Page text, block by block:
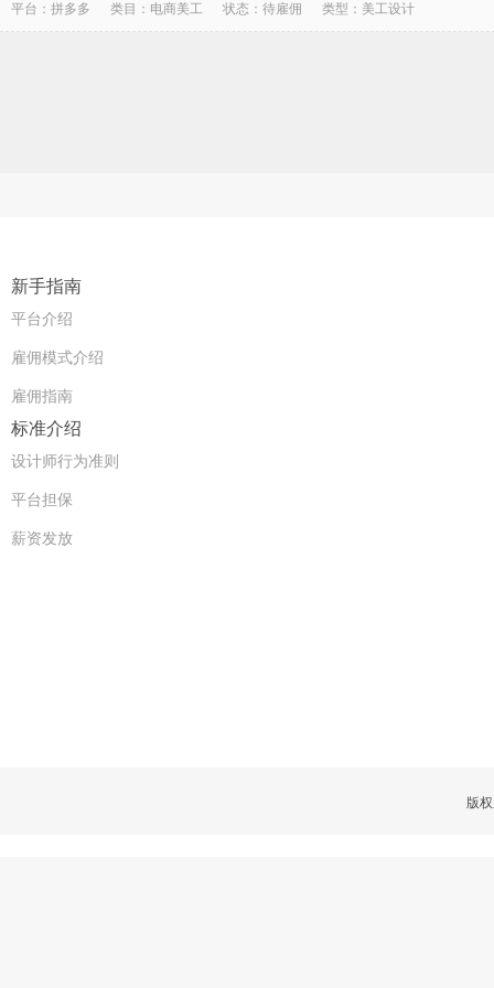
平台：拼多多 类目：电商美工 状态：待雇佣 类型：美工设计
新手指南
平台介绍
雇佣模式介绍
雇佣指南
标准介绍
设计师行为准则
平台担保
薪资发放
版